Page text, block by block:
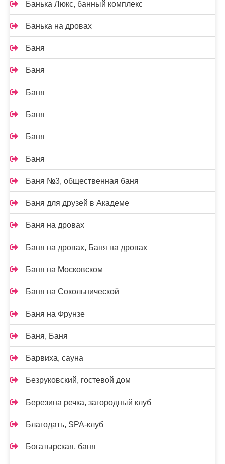
Банька Люкс, банный комплекс
Банька на дровах
Баня
Баня
Баня
Баня
Баня
Баня
Баня №3, общественная баня
Баня для друзей в Академе
Баня на дровах
Баня на дровах, Баня на дровах
Баня на Московском
Баня на Сокольнической
Баня на Фрунзе
Баня, Баня
Барвиха, сауна
Безруковский, гостевой дом
Березина речка, загородный клуб
Благодать, SPA-клуб
Богатырская, баня